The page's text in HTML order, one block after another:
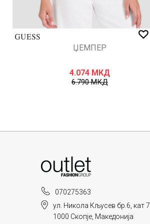
ЏЕМПЕР
4.074 МКД
6.790МКД
070275363
ул. Никола Кљусев бр.6, кат 7
1000 Скопје, Македонија